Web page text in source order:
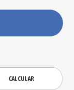
CALCULAR